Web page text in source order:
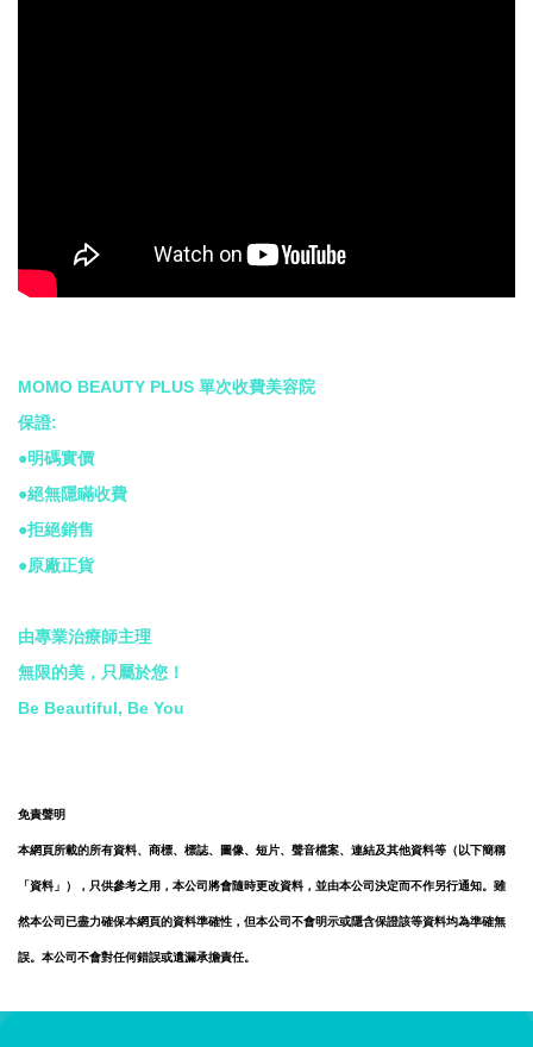
MOMO BEAUTY PLUS 單次收費美容院
保證:
●明碼實價
●絕無隱瞞收費
●拒絕銷售
●原廠正貨
由專業治療師主理
無限的美，只屬於您！
Be Beautiful, Be You
免責聲明
本網頁所載的所有資料、商標、標誌、圖像、短片、聲音檔案、連結及其他資料等（以下簡稱
「資料」），只供參考之用，本公司將會隨時更改資料，並由本公司決定而不作另行通知。雖
然本公司已盡力確保本網頁的資料準確性，但本公司不會明示或隱含保證該等資料均為準確無
誤。本公司不會對任何錯誤或遺漏承擔責任。